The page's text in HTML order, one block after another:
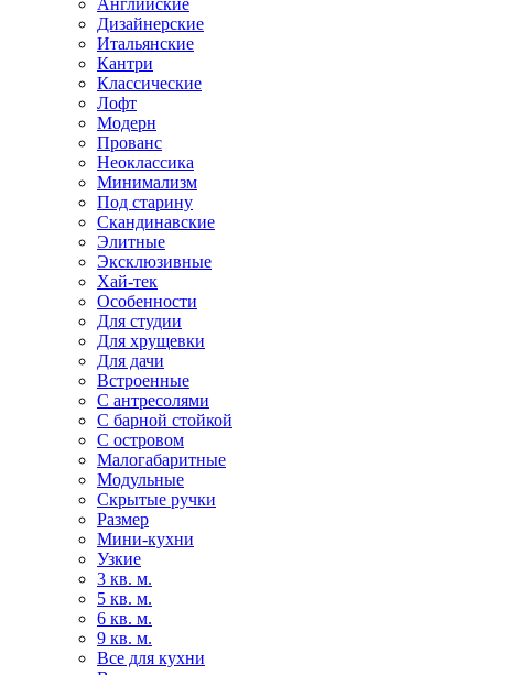
Дизайнерские
Итальянские
Кантри
Классические
Лофт
Модерн
Прованс
Неоклассика
Минимализм
Под старину
Скандинавские
Элитные
Эксклюзивные
Хай-тек
Особенности
Для студии
Для хрущевки
Для дачи
Встроенные
С антресолями
С барной стойкой
С островом
Малогабаритные
Модульные
Скрытые ручки
Размер
Мини-кухни
Узкие
3 кв. м.
5 кв. м.
6 кв. м.
9 кв. м.
Все для кухни